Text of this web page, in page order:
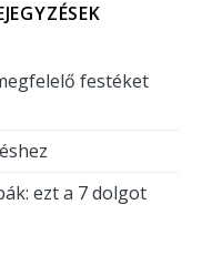
festéket
ezt a 7 dolgot